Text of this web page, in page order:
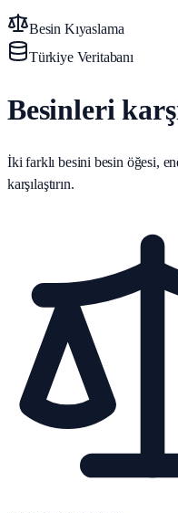
Besin Kıyaslama
Türkiye Veritabanı
Besinleri
İki farklı besini besin öğesi,
karşılaştırın.